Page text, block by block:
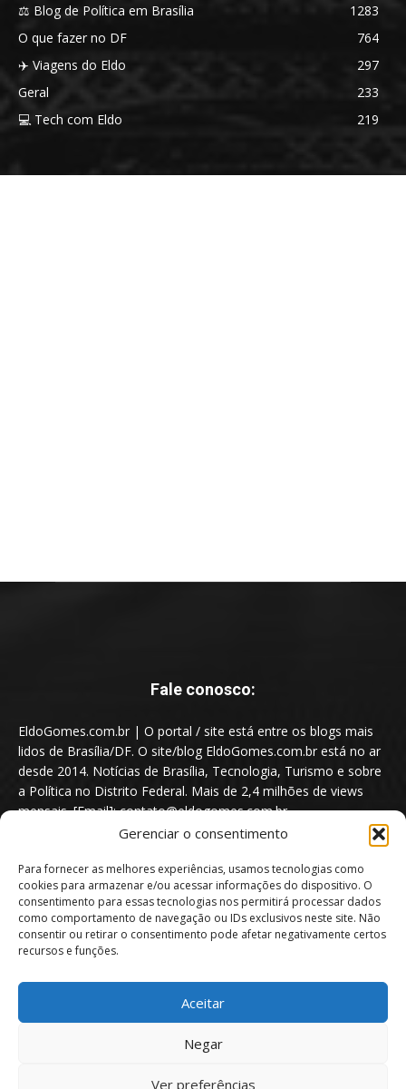
Gerenciar o consentimento
Para fornecer as melhores experiências, usamos tecnologias como
cookies para armazenar e/ou acessar informações do dispositivo. O
consentimento para essas tecnologias nos permitirá processar dados
como comportamento de navegação ou IDs exclusivos neste site. Não
consentir ou retirar o consentimento pode afetar negativamente certos
recursos e funções.
Aceitar
Negar
Ver preferências
⚖️ Blog de Política em Brasília
1283
O que fazer no DF
764
✈️ Viagens do Eldo
297
Geral
233
💻 Tech com Eldo
219
Fale conosco:
EldoGomes.com.br | O portal / site está entre os blogs mais
lidos de Brasília/DF. O site/blog EldoGomes.com.br está no ar
desde 2014. Notícias de Brasília, Tecnologia, Turismo e sobre
a Política no Distrito Federal. Mais de 2,4 milhões de views
mensais. [Email]: contato@eldogomes.com.br
Portal EldoGomes.com.br | Entre os Blogs mais lidos de Brasília/DF. |